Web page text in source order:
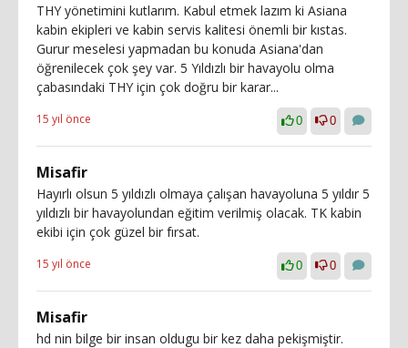
THY yönetimini kutlarım. Kabul etmek lazım ki Asiana
kabin ekipleri ve kabin servis kalitesi önemli bir kıstas.
Gurur meselesi yapmadan bu konuda Asiana'dan
öğrenilecek çok şey var. 5 Yıldızlı bir havayolu olma
çabasındaki THY için çok doğru bir karar...
15 yıl önce 0 0
Misafir
Hayırlı olsun 5 yıldızlı olmaya çalışan havayoluna 5 yıldır 5
yıldızlı bir havayolundan eğitim verilmiş olacak. TK kabin
ekibi için çok güzel bir fırsat.
15 yıl önce 0 0
Misafir
hd nin bilge bir insan oldugu bir kez daha pekişmiştir.